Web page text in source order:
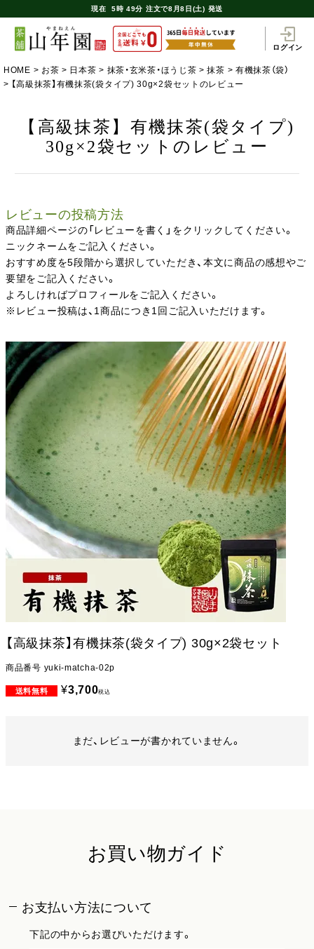
現在 5時 49分 注文で8月8日(土) 発送
ログイン
HOME お茶 日本茶 抹茶・玄米茶・ほうじ茶 抹茶
有機抹茶（袋）
【高級抹茶】有機抹茶(袋タイプ) 30g×2袋セットのレビュー
【高級抹茶】有機抹茶(袋タイプ)
30g×2袋セットのレビュー
レビューの投稿方法
商品詳細ページの「レビューを書く」をクリックしてください。
ニックネームをご記入ください。
おすすめ度を5段階から選択していただき、本文に商品の感想やご
要望をご記入ください。
よろしければプロフィールをご記入ください。
※レビュー投稿は、1商品につき1回ご記入いただけます。
【高級抹茶】有機抹茶(袋タイプ) 30g×2袋セット
商品番号 yuki-matcha-02p
¥3,700税込
まだ、レビューが書かれていません。
お買い物ガイド
お支払い方法について
下記の中からお選びいただけます。